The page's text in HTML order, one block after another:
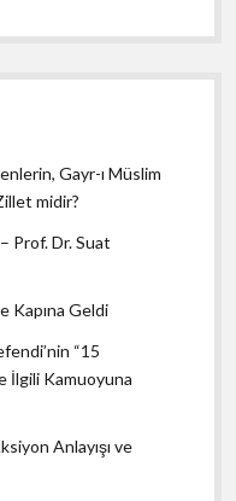
Gayr-ı Müslim
midir?
Prof. Dr. Suat
Kapına Geldi
“15
İlgili Kamuoyuna
Anlayışı ve